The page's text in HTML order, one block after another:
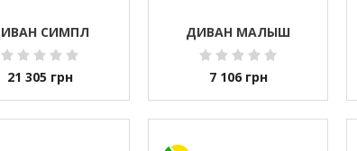
СИМПЛ
21 305 грн
ДИВАН МАЛЫШ
7 106 грн